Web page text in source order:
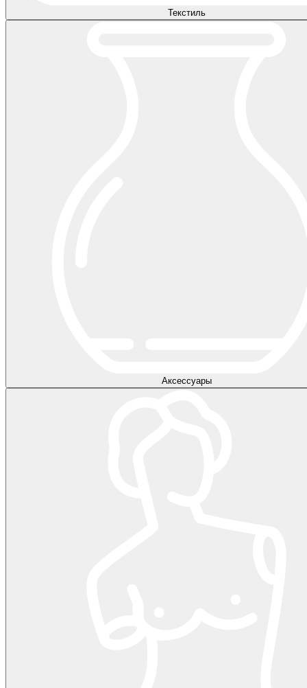
Текстиль
Аксессуары